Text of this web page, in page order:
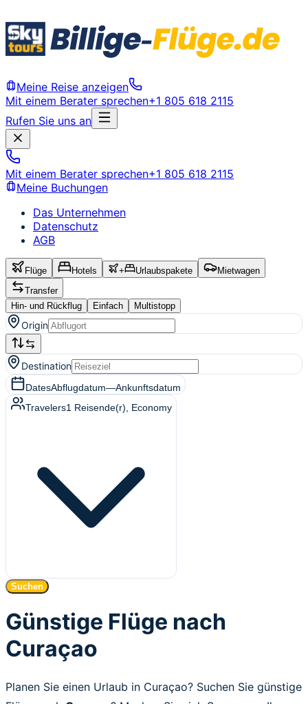
Meine Reise anzeigen
Mit einem Berater sprechen+1 805 618 2115
Rufen Sie uns an
Mit einem Berater sprechen+1 805 618 2115
Meine Buchungen
Das Unternehmen
Datenschutz
AGB
Flüge Hotels + Urlaubspakete
Mietwagen
Transfer
Hin- und Rückflug
Einfach Multistopp
Origin
Destination
DatesAbflugdatum—Ankunftsdatum
Travelers1 Reisende(r) , Economy
Suchen
Günstige Flüge nach
Curaçao
Planen Sie einen Urlaub in Curaçao? Suchen Sie günstige